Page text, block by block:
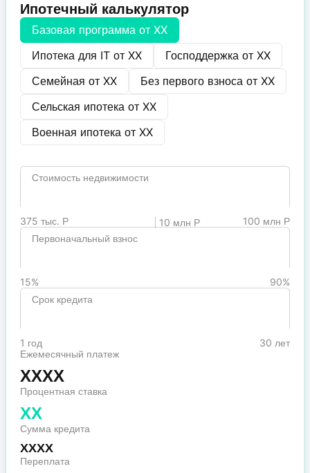
Ипотечный калькулятор
Базовая программа от XX
Ипотека для IT от XX Господдержка от XX
Семейная от XX Без первого взноса от XX
Сельская ипотека от XX
Военная ипотека от XX
Стоимость недвижимости
375 тыс. Р 10 млн Р
100 млн Р
Первоначальный взнос
15%
90%
Срок кредита
1 год
30 лет
Ежемесячный платеж
XXXX
Процентная ставка
XX
Сумма кредита
XXXX
Переплата